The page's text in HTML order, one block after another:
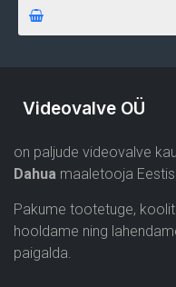
Videovalve OÜ
on paljude videovalve
Dahua maaletooja
Pakume tootetuge,
hooldame ning
paigalda.